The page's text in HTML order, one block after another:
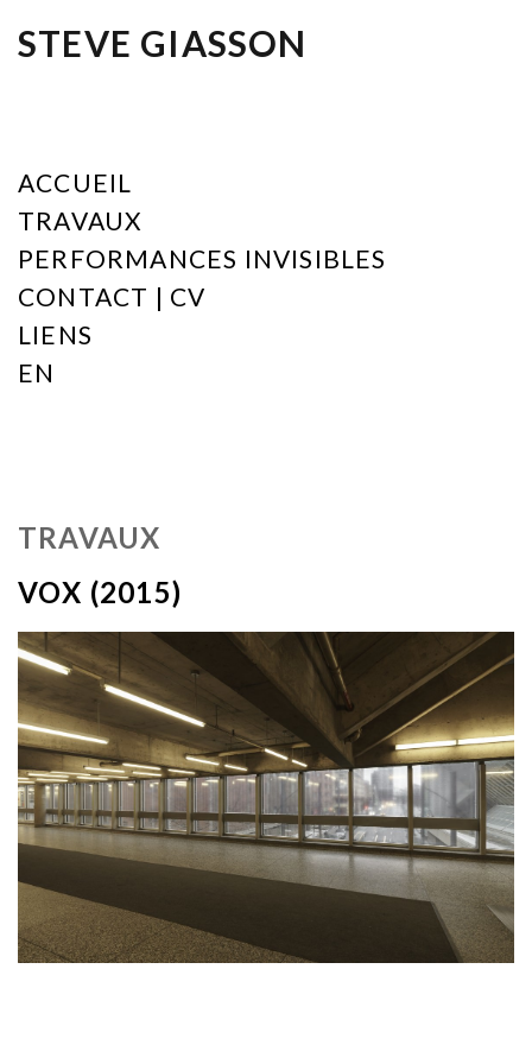
STEVE GIASSON
ACCUEIL
TRAVAUX
PERFORMANCES INVISIBLES
CONTACT | CV
LIENS
EN
TRAVAUX
VOX (2015)